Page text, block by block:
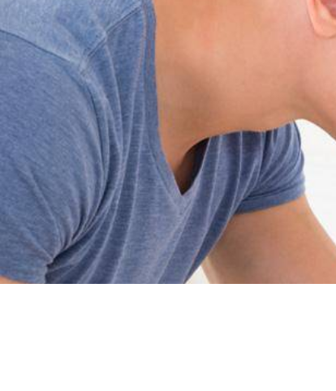
Panneau de gestion des cookies